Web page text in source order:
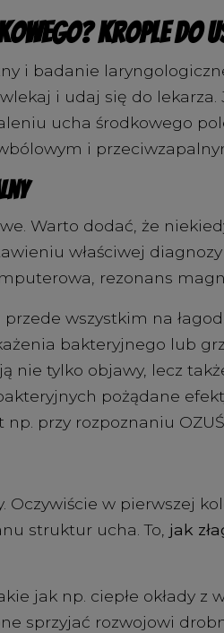
Krople do
i badanie
i udaj się do
ucha środkowego
i
Warto dodać, że
właściwej
rezonans
wszystkim na
bakteryjnego lub
tylko objawy, lecz
pożądane
przy rozpoznaniu OZUŚ.
w pierwszej
struktur ucha. To, jak
jak np. ciepłe okłady z
sprzyjać rozwojowi